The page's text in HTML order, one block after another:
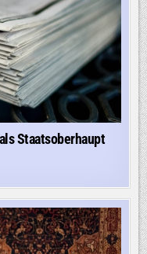
Staatsoberhaupt